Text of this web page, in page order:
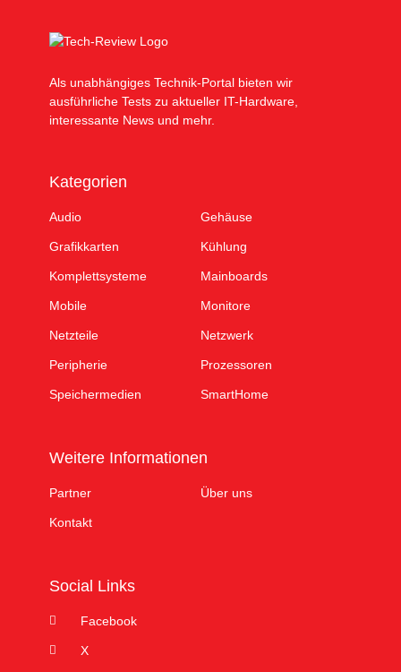
Als unabhängiges Technik-Portal bieten wir
ausführliche Tests zu aktueller IT-Hardware,
interessante News und mehr.
Kategorien
Audio Gehäuse
Grafikkarten Kühlung
Komplettsysteme Mainboards
Mobile Monitore
Netzteile Netzwerk
Peripherie Prozessoren
Speichermedien SmartHome
Weitere Informationen
Partner Über uns
Kontakt
Social Links
Facebook
X